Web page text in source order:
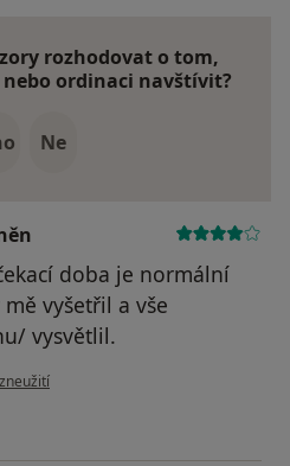
rozhodovat o tom,
ordinaci navštívit?
Ne
doba je normální
vyšetřil a vše
vysvětlil.
uživatele Váš účet byl odstraněn